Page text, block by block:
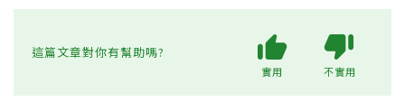
這篇文章對你有幫助嗎?
實用 不實用